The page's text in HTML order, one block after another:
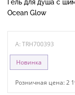
Гель для душа с
Ocean Glow
A: TRH700393
Новинка
Розничная цена: 2